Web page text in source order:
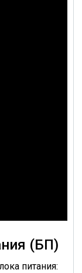
(БП)
питания: